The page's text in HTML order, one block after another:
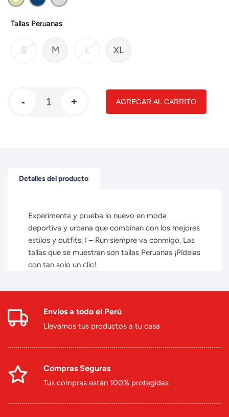
Tallas Peruanas
S M L XL
- + AGREGAR AL CARRITO
Detalles del producto
Experimenta y prueba lo nuevo en moda
deportiva y urbana que combinan con los mejores
estilos y outfits, I – Run siempre va conmigo, Las
tallas que se muestran son tallas Peruanas ¡Pídelas
con tan solo un clic!
Envíos a todo el Perú
Llevamos tus productos a tu casa
Compras Seguras
Tus compras están 100% protegidas